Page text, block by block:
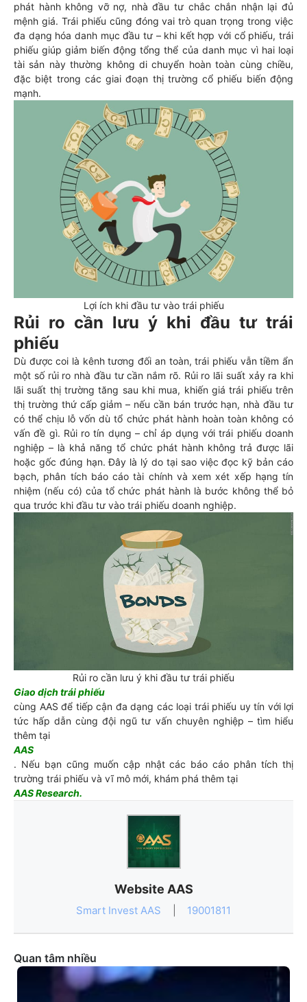
phát hành không vỡ nợ, nhà đầu tư chắc chắn nhận lại đủ
mệnh giá. Trái phiếu cũng đóng vai trò quan trọng trong việc
đa dạng hóa danh mục đầu tư – khi kết hợp với cổ phiếu, trái
phiếu giúp giảm biến động tổng thể của danh mục vì hai loại
tài sản này thường không di chuyển hoàn toàn cùng chiều,
đặc biệt trong các giai đoạn thị trường cổ phiếu biến động
mạnh.
Lợi ích khi đầu tư vào trái phiếu
Rủi ro cần lưu ý khi đầu tư trái
phiếu
Dù được coi là kênh tương đối an toàn, trái phiếu vẫn tiềm ẩn
một số rủi ro nhà đầu tư cần nắm rõ. Rủi ro lãi suất xảy ra khi
lãi suất thị trường tăng sau khi mua, khiến giá trái phiếu trên
thị trường thứ cấp giảm – nếu cần bán trước hạn, nhà đầu tư
có thể chịu lỗ vốn dù tổ chức phát hành hoàn toàn không có
vấn đề gì. Rủi ro tín dụng – chỉ áp dụng với trái phiếu doanh
nghiệp – là khả năng tổ chức phát hành không trả được lãi
hoặc gốc đúng hạn. Đây là lý do tại sao việc đọc kỹ bản cáo
bạch, phân tích báo cáo tài chính và xem xét xếp hạng tín
nhiệm (nếu có) của tổ chức phát hành là bước không thể bỏ
qua trước khi đầu tư vào trái phiếu doanh nghiệp.
Rủi ro cần lưu ý khi đầu tư trái phiếu
Giao dịch trái phiếu
cùng AAS để tiếp cận đa dạng các loại trái phiếu uy tín với lợi
tức hấp dẫn cùng đội ngũ tư vấn chuyên nghiệp – tìm hiểu
thêm tại
AAS
. Nếu bạn cũng muốn cập nhật các báo cáo phân tích thị
trường trái phiếu và vĩ mô mới, khám phá thêm tại
AAS Research.
Website AAS
Smart Invest AAS 19001811
Quan tâm nhiều